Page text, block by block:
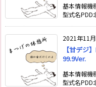
基本情報機
型式名PDD
2021年11
【甘デジ
99.9Ver.
基本情報機
型式名PDD